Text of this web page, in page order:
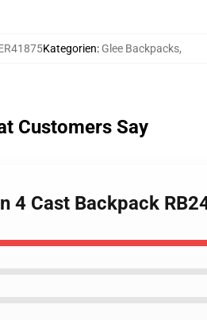
Kategorien: Glee Backpacks,
Customers Say
4 Cast Backpack